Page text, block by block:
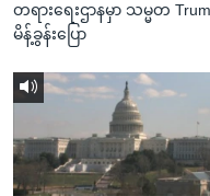
တရားရေးဌာနမှာ သမ္မတ
မိန့်ခွန်းပြော